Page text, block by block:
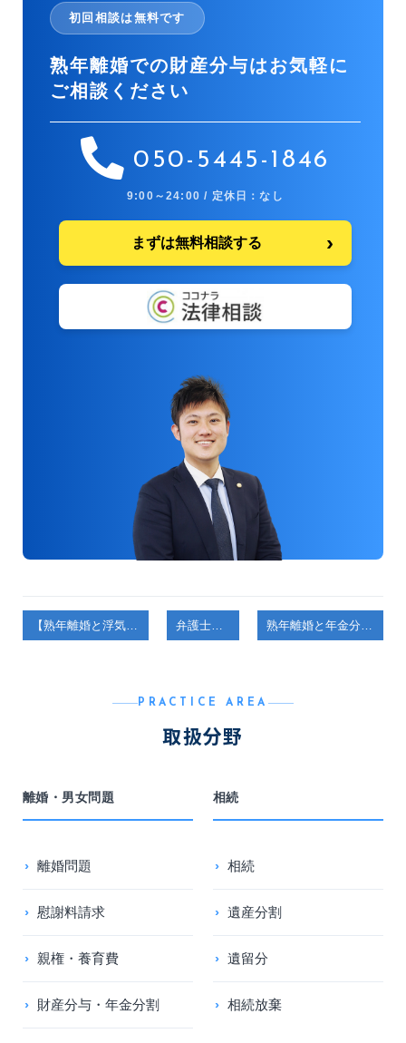
初回相談は無料です
熟年離婚での財産分与はお気軽に
ご相談ください
050-5445-1846
9:00～24:00 / 定休日：なし
まずは無料相談する
【熟年離婚と浮気慰謝料｜長年の信頼関係が崩れるとき】 弁護士コラム 熟年離婚と年金分割｜知っておくべき制度と手続きの流れ
PRACTICE AREA
取扱分野
離婚・男女問題
離婚問題
慰謝料請求
親権・養育費
財産分与・年金分割
相続
相続
遺産分割
遺留分
相続放棄